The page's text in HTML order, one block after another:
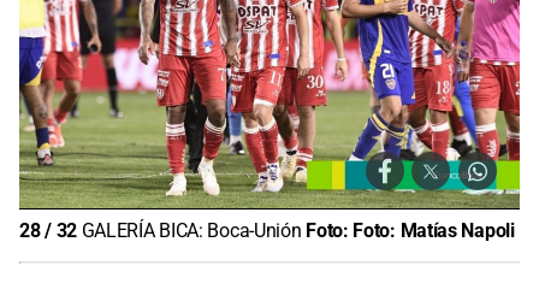
28/ 32 GALERÍA BICA: Boca-Unión Foto: Foto: Matías Napoli